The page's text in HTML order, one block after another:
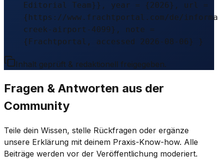
Editorial Team}}, year = {2026}, url =
{https://www.frachtportal.com/de/
creek-airport-4099}, note =
{Frachtportal, accessed 2026-08-06} }
Inhalt geprüft & redaktionell freigegeben.
Fragen & Antworten aus der
Community
Teile dein Wissen, stelle Rückfragen oder ergänze
unsere Erklärung mit deinem Praxis-Know-how. Alle
Beiträge werden vor der Veröffentlichung moderiert.